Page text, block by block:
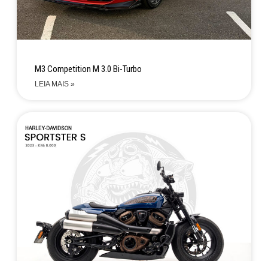
M3 Competition M 3.0 Bi-Turbo
LEIA MAIS »